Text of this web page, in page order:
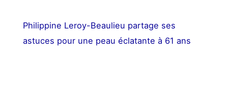
Philippine Leroy-Beaulieu partage ses
astuces pour une peau éclatante à 61 ans